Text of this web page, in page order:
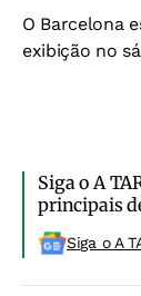
O Barcelona
exibição no
Siga o A
principais
Siga o A